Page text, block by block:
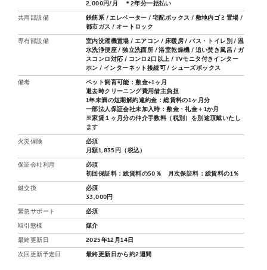
2,000円/月 ＊2年分一括払い
共用部設備
鉄筋系 / エレベーター / 宅配ボックス / 敷地内ゴミ置場 /
都市ガス / オートロック
専有部設備
室内洗濯機置場 / エアコン / 床暖房 / バス・トイレ別 / 温
水洗浄便座 / 独立洗面所 / 浴室乾燥機 / 追い焚き風呂 / ガ
スコンロ対応 / コンロ2口以上 / TVモニタ付きインター
ホン / インターネット接続可 / シューズボックス
備考
ペット飼育可能：敷金+1ヶ月
退去時クリーニング費用借主負担
1年未満の短期解約違約金：総賃料の1ヶ月分
一部法人保証会社未加入時：敷金・礼金＋1か月
※家賃１ヶ月分の仲介手数料（税別）を別途頂戴いたし
ます
火災保険
必須
月額1,835円（税込）
保証会社利用
必須
初回保証料：総賃料の50％ 月次保証料：総賃料の1％
鍵交換
必須
33,000円
緊急サポート 必須
取引態様 媒介
最終更新日 2025年12月14日
次回更新予定日 最終更新日から約2週間